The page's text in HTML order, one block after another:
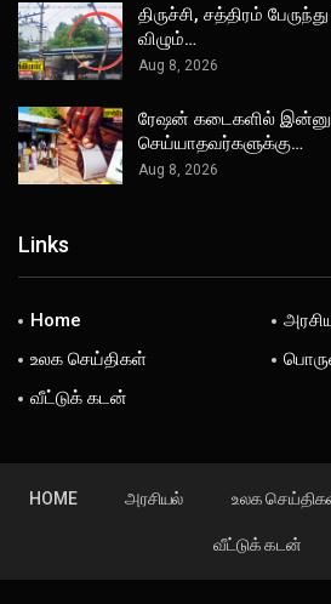
திருச்சி, சத்திரம்
விழும்…
Aug 8, 2026
ரேஷன் கடைகளில்
செய்யாதவர்களுக்கு…
Aug 8, 2026
Links
Home
உலக செய்திகள்
வீட்டுக் கடன்
HOME அரசியல் உலக
வீட்டுக் கடன்